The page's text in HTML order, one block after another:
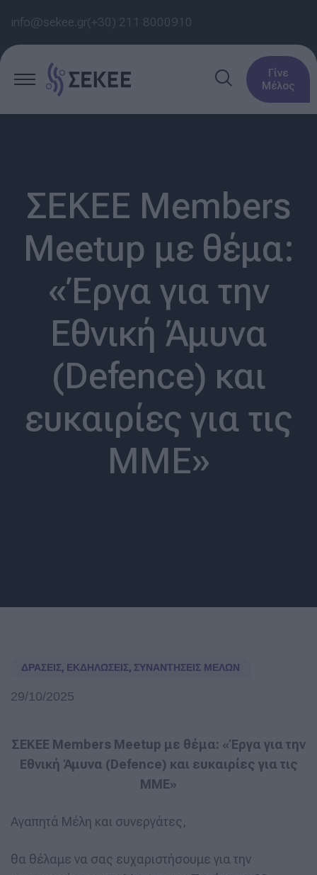
info@sekee.gr(+30) 211 8000910
Γίνε
Μέλος
ΣΕΚΕΕ Members
Meetup με θέμα:
«Έργα για την
Εθνική Άμυνα
(Defence) και
ευκαιρίες για τις
ΜΜΕ»
ΔΡΆΣΕΙΣ, ΕΚΔΗΛΏΣΕΙΣ, ΣΥΝΑΝΤΉΣΕΙΣ ΜΕΛΏΝ
29/10/2025
ΣΕΚΕΕ Members Meetup με θέμα: «Έργα για την
Εθνική Άμυνα (Defence) και ευκαιρίες για τις
ΜΜΕ»
Αγαπητά Μέλη και συνεργάτες,
θα θέλαμε να σας ευχαριστήσουμε για την